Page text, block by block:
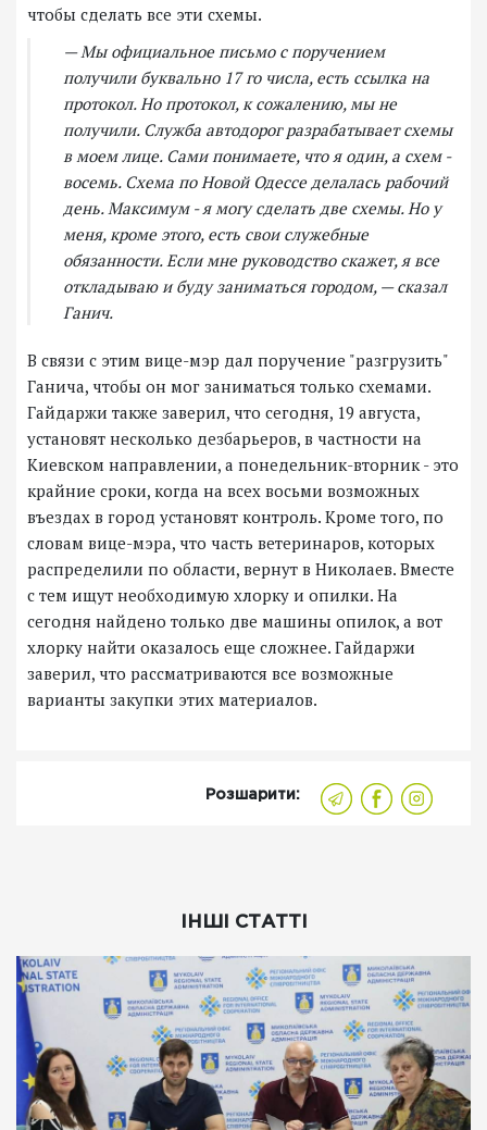
чтобы сделать все эти схемы.
— Мы официальное письмо с поручением
получили буквально 17 го числа, есть ссылка на
протокол. Но протокол, к сожалению, мы не
получили. Служба автодорог разрабатывает схемы
в моем лице. Сами понимаете, что я один, а схем -
восемь. Схема по Новой Одессе делалась рабочий
день. Максимум - я могу сделать две схемы. Но у
меня, кроме этого, есть свои служебные
обязанности. Если мне руководство скажет, я все
откладываю и буду заниматься городом, — сказал
Ганич.
В связи с этим вице-мэр дал поручение "разгрузить"
Ганича, чтобы он мог заниматься только схемами.
Гайдаржи также заверил, что сегодня, 19 августа,
установят несколько дезбарьеров, в частности на
Киевском направлении, а понедельник-вторник - это
крайние сроки, когда на всех восьми возможных
въездах в город установят контроль. Кроме того, по
словам вице-мэра, что часть ветеринаров, которых
распределили по области, вернут в Николаев. Вместе
с тем ищут необходимую хлорку и опилки. На
сегодня найдено только две машины опилок, а вот
хлорку найти оказалось еще сложнее. Гайдаржи
заверил, что рассматриваются все возможные
варианты закупки этих материалов.
Розшарити:
ІНШІ СТАТТІ